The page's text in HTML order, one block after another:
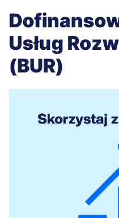
Usług
(BUR)